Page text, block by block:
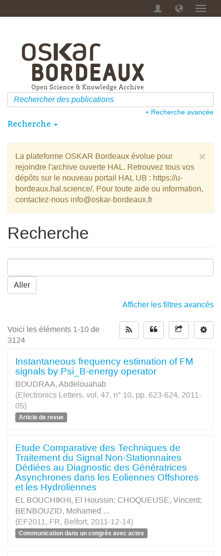
Menu
+ Recherche avancée
Recherche
×
La plateforme OSKAR Bordeaux évolue pour
rejoindre l'archive ouverte HAL. Retrouvez tous vos
dépôts sur le nouveau portail HAL UB : https://u-
bordeaux.hal.science/. Pour toute aide ou information,
contactez-nous info@oskar-bordeaux.fr
Recherche
Aller
Afficher les filtres avancés
Voici les éléments 1-10 de
3124
Instantaneous frequency estimation of FM
signals by Psi_B-energy operator
BOUDRAA, Abdelouahab
(Electronics Letters. vol. 47, n° 10, pp. 623-624, 2011-
05)
Article de revue
Etude Comparative des Techniques de
Traitement du Signal Non-Stationnaires
Dédiées au Diagnostic des Génératrices
Asynchrones dans les Eoliennes Offshores
et les Hydroliennes
EL BOUCHIKHI, El Houssin; CHOQUEUSE, Vincent;
BENBOUZID, Mohamed ...
(EF2011, FR, Belfort, 2011-12-14)
Communication dans un congrès avec actes